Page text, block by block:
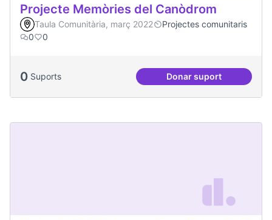
Projecte Memòries del Canòdrom
Taula Comunitària, març 2022
Projectes comunitaris
0
0
0 Suports Donar suport
Projecte